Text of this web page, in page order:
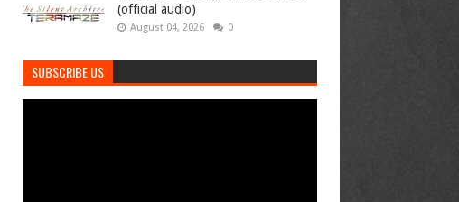
(official audio)
August 04, 2026 0
SUBSCRIBE US